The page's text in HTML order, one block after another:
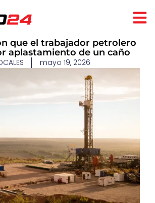
que el trabajador petrolero
aplastamiento de un caño
mayo 19, 2026